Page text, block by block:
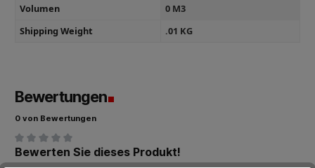
Volumen
0 M3
Shipping Weight
.01 KG
Bewertungen
0 von Bewertungen
Durchschnittliche Bewertung von 0 von 5 Sternen
Bewerten Sie dieses Produkt!